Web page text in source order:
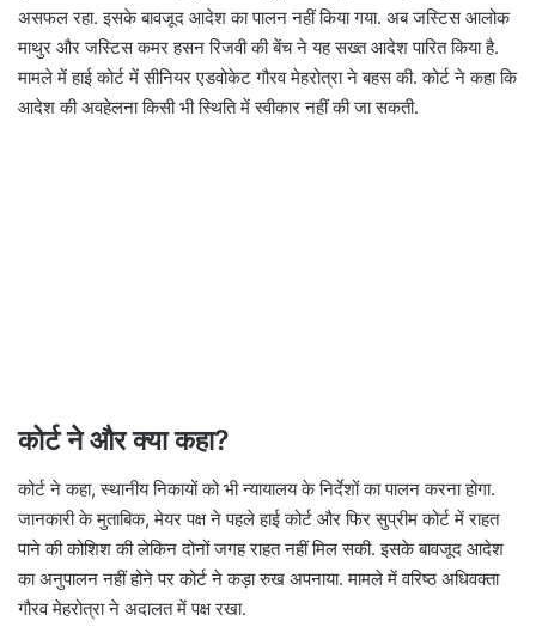
असफल रहा. इसके बावजूद आदेश का पालन नहीं किया गया. अब जस्टिस आलोक
माथुर और जस्टिस कमर हसन रिजवी की बेंच ने यह सख्त आदेश पारित किया है.
मामले में हाई कोर्ट में सीनियर एडवोकेट गौरव मेहरोत्रा ने बहस की. कोर्ट ने कहा कि
आदेश की अवहेलना किसी भी स्थिति में स्वीकार नहीं की जा सकती.
कोर्ट ने और क्या कहा?
कोर्ट ने कहा, स्थानीय निकायों को भी न्यायालय के निर्देशों का पालन करना होगा.
जानकारी के मुताबिक, मेयर पक्ष ने पहले हाई कोर्ट और फिर सुप्रीम कोर्ट में राहत
पाने की कोशिश की लेकिन दोनों जगह राहत नहीं मिल सकी. इसके बावजूद आदेश
का अनुपालन नहीं होने पर कोर्ट ने कड़ा रुख अपनाया. मामले में वरिष्ठ अधिवक्ता
गौरव मेहरोत्रा ने अदालत में पक्ष रखा.